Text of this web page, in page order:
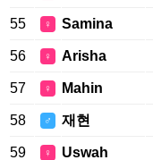
55 ♀ Samina
56 ♀ Arisha
57 ♀ Mahin
58 ♂ 재현
59 ♀ Uswah